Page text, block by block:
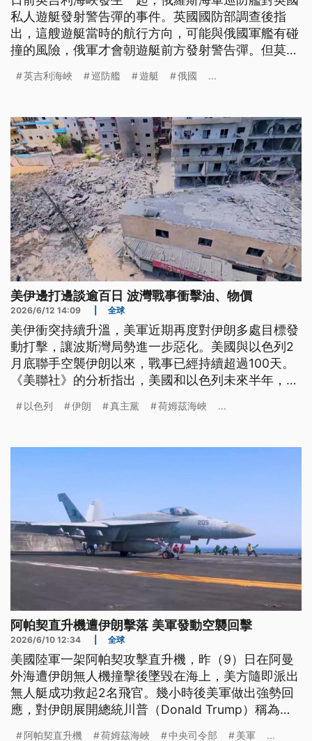
私人遊艇發射警告彈的事件。英國國防部調查後指
出，這艘遊艇當時的航行方向，可能與俄國軍艦有碰
撞的風險，俄軍才會朝遊艇前方發射警告彈。但莫斯
英國的國防安全敲響警鐘。
英吉利海峽 巡防艦 遊艇 俄國 ...
美伊邊打邊談逾百日 波灣戰事衝擊油、物價
2026/6/12 14:09 全球
美伊衝突持續升溫，美軍近期再度對伊朗多處目標發
動打擊，讓波斯灣局勢進一步惡化。美國與以色列2
月底聯手空襲伊朗以來，戰事已經持續超過100天。
《美聯社》的分析指出，美國和以色列未來半年，都
勢力，導致戰事拖延衝擊油價物價。而伊朗面臨重重
巴嫩政府的排擠，波灣周邊各國夾在中間，同樣是左
以色列 伊朗 真主黨 荷姆茲海峽 ...
阿帕契直升機遭伊朗擊落 美軍發動空襲回擊
2026/6/10 12:34 全球
美國陸軍一架阿帕契攻擊直升機，昨（9）日在阿曼
外海遭伊朗無人機撞擊後墜毀在海上，美方隨即派出
無人艇成功救起2名飛官。幾小時後美軍做出強勢回
應，對伊朗展開總統川普（Donald Trump）稱為非
阿帕契直升機 荷姆茲海峽 中央司令部 美軍 ...